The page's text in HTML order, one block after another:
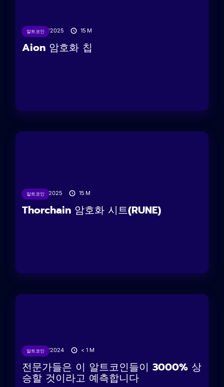
알트코인
10/02/2025 15 M
Aion 암호화 칩
알트코인
19/01/2025 15 M
Thorchain 암호화 시트(RUNE)
알트코인
23/12/2024 < 1 M
전문가들은 이 알트코인들이 3000% 상
승할 것이라고 예측합니다